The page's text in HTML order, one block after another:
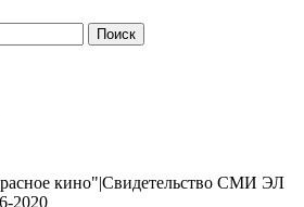
кино"|Свидетельство СМИ ЭЛ
2020